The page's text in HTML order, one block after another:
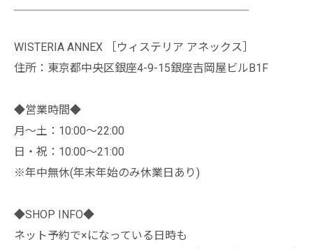
WISTERIA ANNEX ［ウィステリア アネックス］
住所：東京都中央区銀座4-9-15銀座吉岡屋ビルB1F
◆営業時間◆
月～土：10:00～22:00
日・祝：10:00～21:00
※年中無休(年末年始のみ休業日あり)
◆SHOP INFO◆
ネット予約で×になっている日時も